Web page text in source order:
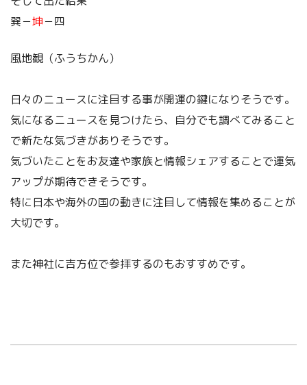
巽－坤－四
風地観（ふうちかん）
日々のニュースに注目する事が開運の鍵になりそうです。
気になるニュースを見つけたら、自分でも調べてみること
で新たな気づきがありそうです。
気づいたことをお友達や家族と情報シェアすることで運気
アップが期待できそうです。
特に日本や海外の国の動きに注目して情報を集めることが
大切です。
また神社に吉方位で参拝するのもおすすめです。